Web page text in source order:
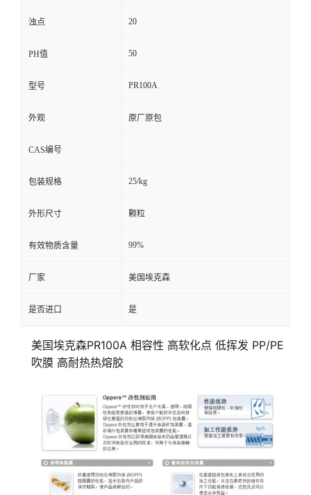
浊点 20
PH值 50
型号 PR100A
外观 原厂原包
CAS编号
包装规格 25/kg
外形尺寸 颗粒
有效物质含量 99%
厂家 美国埃克森
是否进口 是
美国埃克森PR100A 相容性 高软化点 低挥发 PP/PE
吹膜 高耐热热熔胶